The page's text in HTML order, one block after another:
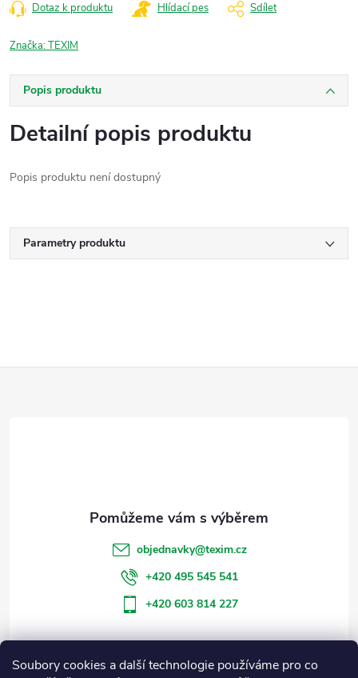
Soubory cookies a další technologie používáme pro co
Dotaz k produktu Hlídací pes Sdílet
Značka:TEXIM
Popis produktu
Detailní popis produktu
Popis produktu není dostupný
Parametry produktu
objednavky@texim.cz
+420 495 545 541
+420 603 814 227